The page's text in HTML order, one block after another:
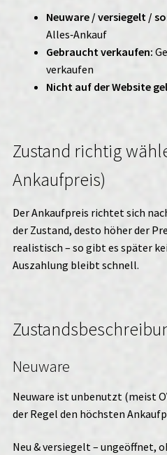
Neuware / versiegelt /
Alles‑Ankauf
Gebraucht verkaufen:
verkaufen
Nicht auf der Website
Zustand richtig
Ankaufpreis)
Der Ankaufpreis richtet sich
der Zustand, desto höher der
realistisch – so gibt es später
Auszahlung bleibt schnell.
Neuware
Neuware ist unbenutzt (meist
der Regel den höchsten
Neu & versiegelt – ungeöffnet,